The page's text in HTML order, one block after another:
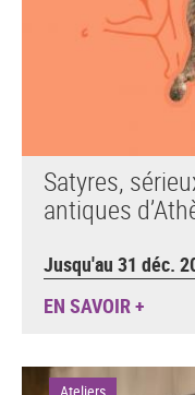
Satyres,
antiques
Jusqu'au 31 déc.
EN SAVOIR +
Ateliers